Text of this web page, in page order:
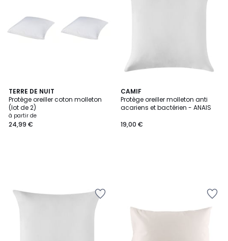
TERRE DE NUIT
Protège oreiller coton molleton
(lot de 2)
à partir de
24,99 €
CAMIF
Protège oreiller molleton anti
acariens et bactérien - ANAIS
19,00 €